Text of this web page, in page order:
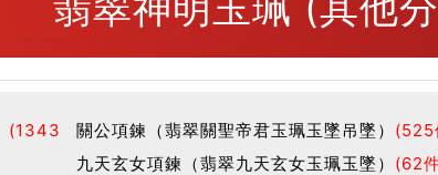
(1343
關公項鍊（翡翠關聖帝君玉珮玉墜吊墜） (525
九天玄女項鍊（翡翠九天玄女玉珮玉墜） (62